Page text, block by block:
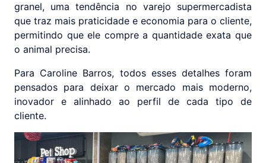
granel, uma tendência no varejo supermercadista
que traz mais praticidade e economia para o cliente,
permitindo que ele compre a quantidade exata que
o animal precisa.
Para Caroline Barros, todos esses detalhes foram
pensados para deixar o mercado mais moderno,
inovador e alinhado ao perfil de cada tipo de
cliente.